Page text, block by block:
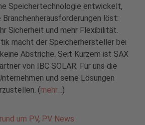
Speichertechnologie entwickelt,
Branchenherausforderungen löst:
Sicherheit und mehr Flexibilität.
macht der Speicherhersteller bei
Abstriche. Seit Kurzem ist SAX
von IBC SOLAR. Für uns die
und seine Lösungen
(mehr…)
um PV, PV News